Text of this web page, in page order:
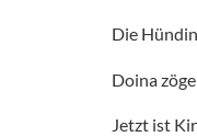
Die
Doina
Jetzt ist